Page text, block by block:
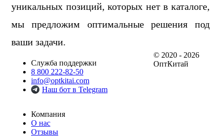
уникальных позиций, которых нет в каталоге,
мы предложим оптимальные решения под
ваши задачи.
Служба поддержки
8 800 222-82-50
info@optkitai.com
Наш бот в Telegram
Компания
О нас
Отзывы
© 2020 - 2026
ОптКитай